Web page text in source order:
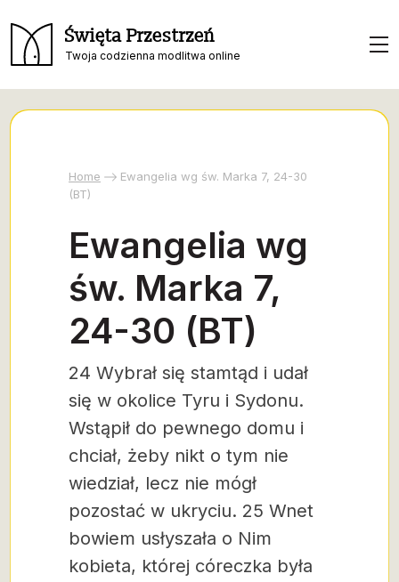
Święta Przestrzeń
Twoja codzienna modlitwa online
Home
Ewangelia wg św. Marka 7, 24-30
(BT)
Ewangelia wg
św. Marka 7,
24-30 (BT)
24 Wybrał się stamtąd i udał
się w okolice Tyru i Sydonu.
Wstąpił do pewnego domu i
chciał, żeby nikt o tym nie
wiedział, lecz nie mógł
pozostać w ukryciu. 25 Wnet
bowiem usłyszała o Nim
kobieta, której córeczka była